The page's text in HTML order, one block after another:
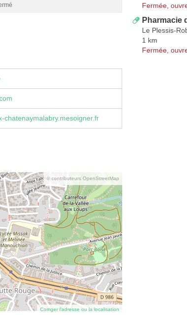
chatenaymalabry.mesoigner.fr
© contributeurs OpenStreetMap
Corriger l’adresse ou la localisation
Fermée,
Pharmacie
Le Plessis-
1 km
Fermée,